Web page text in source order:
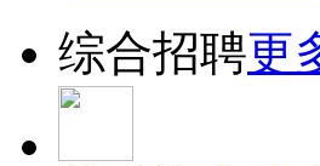
综合招聘更